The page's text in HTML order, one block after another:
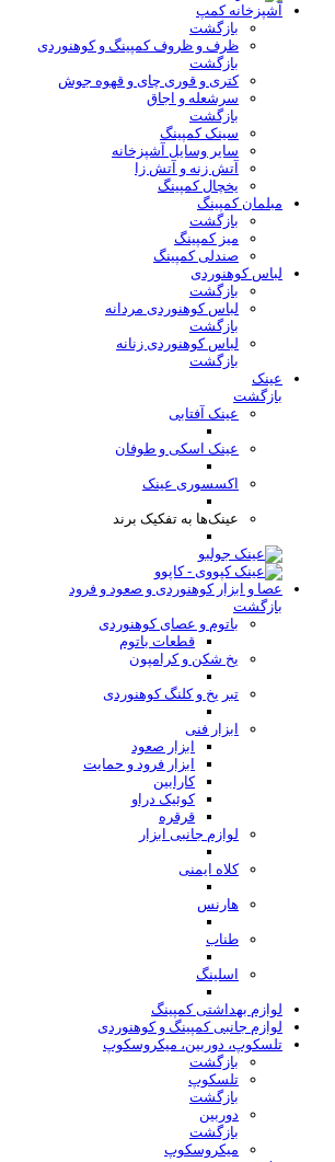
آشپزخانه کمپ
بازگشت
ظرف و ظروف کمپینگ و کوهنوردی
بازگشت
کتری و قوری چای و قهوه جوش
سرشعله و اجاق
بازگشت
سینک کمپینگ
سایر وسایل آشپزخانه
آتش زنه و آتش زا
یخچال کمپینگ
مبلمان کمپینگ
بازگشت
میز کمپینگ
صندلی کمپینگ
لباس کوهنوردی
بازگشت
لباس کوهنوردی مردانه
بازگشت
لباس کوهنوردی زنانه
بازگشت
عینک
بازگشت
عینک آفتابی
عینک اسکی و طوفان
اکسسوری عینک
عینک‌ها به تفکیک برند
عصا و ابزار کوهنوردی و صعود و فرود
بازگشت
باتوم و عصای کوهنوردی
قطعات باتوم
یخ شکن و کرامپون
تبر یخ و کلنگ کوهنوردی
ابزار فنی
ابزار صعود
ابزار فرود و حمایت
کارابین
کوئیک دراو
قرقره
لوازم جانبی ابزار
کلاه ایمنی
هارنس
طناب
اسلینگ
لوازم بهداشتی کمپینگ
لوازم جانبی کمپینگ و کوهنوردی
تلسکوپ، دوربین، میکروسکوپ
بازگشت
تلسکوپ
بازگشت
دوربین
بازگشت
میکروسکوپ